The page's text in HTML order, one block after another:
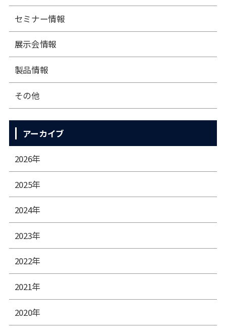
セミナー情報
展⽰会情報
製品情報
その他
アーカイブ
2026年
2025年
2024年
2023年
2022年
2021年
2020年